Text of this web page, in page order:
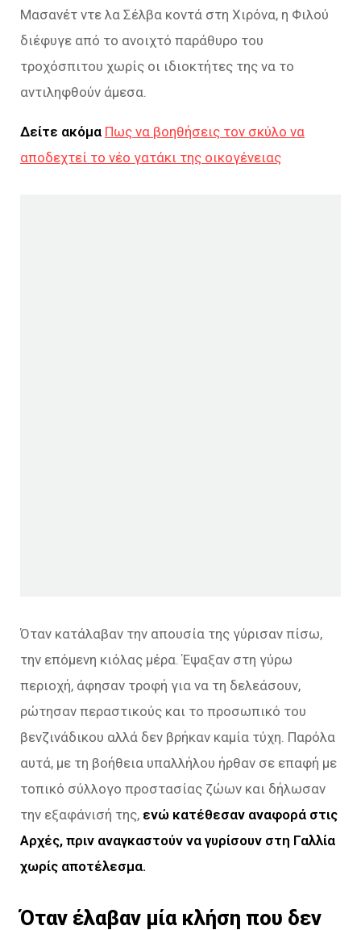
Μασανέτ ντε λα Σέλβα κοντά στη Χιρόνα, η Φιλού
διέφυγε από το ανοιχτό παράθυρο του
τροχόσπιτου χωρίς οι ιδιοκτήτες της να το
αντιληφθούν άμεσα.
Δείτε ακόμα Πως να βοηθήσεις τον σκύλο να
αποδεχτεί το νέο γατάκι της οικογένειας
Όταν κατάλαβαν την απουσία της γύρισαν πίσω,
την επόμενη κιόλας μέρα. Έψαξαν στη γύρω
περιοχή, άφησαν τροφή για να τη δελεάσουν,
ρώτησαν περαστικούς και το προσωπικό του
βενζινάδικου αλλά δεν βρήκαν καμία τύχη. Παρόλα
αυτά, με τη βοήθεια υπαλλήλου ήρθαν σε επαφή με
τοπικό σύλλογο προστασίας ζώων και δήλωσαν
την εξαφάνισή της, ενώ κατέθεσαν αναφορά στις
Αρχές, πριν αναγκαστούν να γυρίσουν στη Γαλλία
χωρίς αποτέλεσμα.
Όταν έλαβαν μία κλήση που δεν